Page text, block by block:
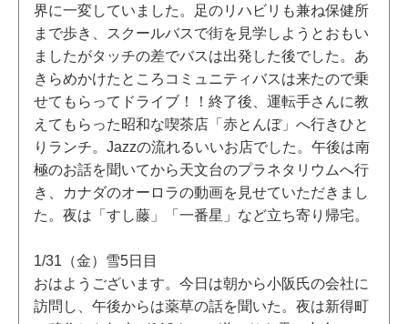
界に一変していました。足のリハビリも兼ね保健所
まで歩き、スクールバスで街を見学しようとおもい
ましたがタッチの差でバスは出発した後でした。あ
きらめかけたところコミュニティバスは来たので乗
せてもらってドライブ！！終了後、運転手さんに教
えてもらった昭和な喫茶店「赤とんぼ」へ行きひと
りランチ。Jazzの流れるいいお店でした。午後は南
極のお話を聞いてから天文台のプラネタリウムへ行
き、カナダのオーロラの動画を見せていただきまし
た。夜は「すし藤」「一番星」など立ち寄り帰宅。
1/31（金）雪5日目
おはようございます。今日は朝から小阪氏の会社に
訪問し、午後からは薬草の話を聞いた。夜は新得町